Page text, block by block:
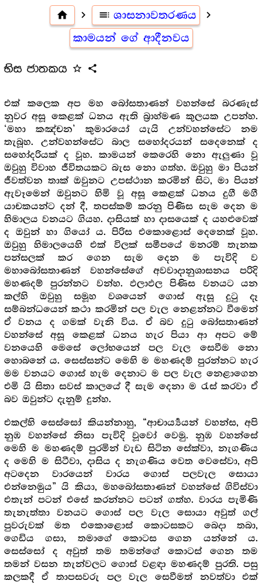
home navigate_next toc ශාසනාවතරණය navigate_next
කාමයන් ගේ ආදීනවය
භිස ජාතකය star_outline share
එක් කලෙක අප මහ බෝසතාණන් වහන්සේ බරණැස්
නුවර අසූ කෙළක් ධනය ඇති බ්‍රාහ්මණ කුලයක උපන්හ.
‘මහා කඤ්චන’ කුමාරයෝ යැයි උන්වහන්සේට නම
තැබූහ. උන්වහන්සේට බාල සහෝදරයන් සදෙනෙක් ද
සහෝදරියක් ද වූහ. කාමයන් කෙරෙහි නො ඇලුණා වූ
ඔවුහු විවාහ ජීවිතයකට බැස නො ගත්හ. ඔවුහු මා පියන්
ජීවත්වන තාක් ඔවුනට උපස්ථාන කරමින් සිට, මා පියන්
ඇවෑමෙන් ඔවුනට හිමි වූ අසූ කෙළක් ධනය දුගී මගී
යාචකයන්ට දන් දී, තපස්කම් කරනු පිණිස සැම දෙන ම
හිමාලය වනයට ගියහ. දාසියක් හා දාසයෙක් ද යහළුවෙක්
ද ඔවුන් හා ගියෝ ය. පිරිස එකොළොස් දෙනෙක් වූහ.
ඔවුහු හිමාලයෙහි එක් විලක් සමීපයේ මනරම් තැනක
පන්සලක් කර ගෙන සැම දෙන ම පැවිදි ව
මහාබෝසතාණන් වහන්සේගේ අවවාදානුශාසනය පරිදි
මහණදම් පුරන්නට වන්හ. ඵලාඵල පිණිස වනයට යන
කල්හි ඔවුහු සමූහ වශයෙන් ගොස් ඇසූ දුටු දෑ
සම්බන්ධයෙන් කථා කරමින් පල වැල නෙළන්නට වීමෙන්
ඒ වනය ද ගමක් වැනි විය. ඒ බව දුටු බෝසතාණන්
වහන්සේ අසූ කෙළක් ධනය හැර පියා ආ අපට මේ
වනයෙහි මෙසේ ලෝභයෙන් පල වැල සෙවීම නො
හොබනේ ය. සෙස්සන්ට මෙහි ම මහණදම් පුරන්නට හැර
මම වනයට ගොස් හැම දෙනාට ම පල වැල නෙළාගෙන
එමි යි සිතා සවස් කාලයේ දී සැම දෙනා ම රැස් කරවා ඒ
බව ඔවුන්ට දැනුම් දුන්හ.
එකල්හි සෙස්සෝ කියන්නාහු, “ආචාර්‍ය්‍යයන් වහන්ස, අපි
නුඹ වහන්සේ නිසා පැවිදි වූවෝ වෙමු. නුඹ වහන්සේ
මෙහි ම මහණදම් පුරමින් වැඩ සිටින සේක්වා, නැගණිය
ද මෙහි ම සිටීවා, දාසිය ද නැගණිය වෙත වෙසේවා, අපි
අටදෙන වාරයෙන් වාරය ගොස් පලවැල සොයා
එන්නෙමුය” යි කියා, මහබෝසතාණන් වහන්සේ ගිවිස්වා
එතැන් පටන් එසේ කරන්නට පටන් ගත්හ. වාරය පැමිණි
තැනැත්තා වනයට ගොස් පල වැල සොයා අවුත් ගල්
පුවරුවක් මත එකොළොස් කොටසකට බෙදා තබා,
ගෙඩිය ගසා, තමාගේ කොටස ගෙන යන්නේ ය.
සෙස්සෝ ද අවුත් තම තමන්ගේ කොටස් ගෙන තම
තමන් වසන තැන්වලට ගොස් වළඳා මහණදම් පුරති. පසු
කලකදී ඒ තාපසවරු පල වැල සෙවීමත් නවත්වා එක්